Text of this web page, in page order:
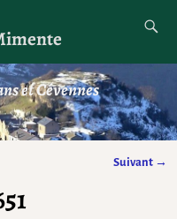
et Cévennes
Suivant →